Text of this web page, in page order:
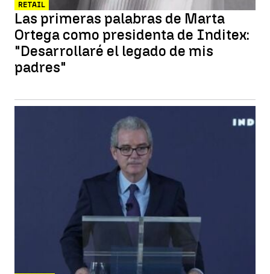
RETAIL
Las primeras palabras de Marta
Ortega como presidenta de Inditex:
"Desarrollaré el legado de mis
padres"